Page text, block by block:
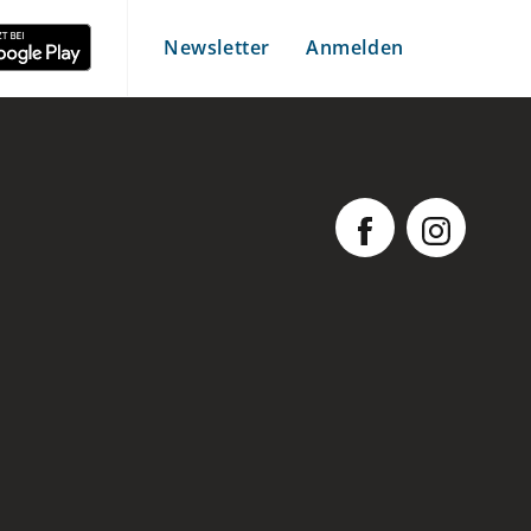
Newsletter Anmelden